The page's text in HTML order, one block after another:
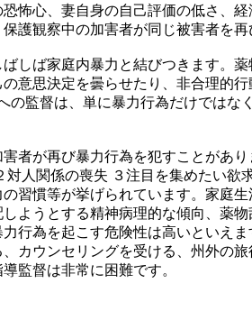
恐怖心、妻自身の自己評価の低さ、
護観察中の加害者が同じ被害者を
しば家庭内暴力と結びつきます。
の意思決定を曇らせたり、非合理的
の監督は、単に暴力行為だけではな
者が再び暴力行為を犯すことがあ
対人関係の喪失 ３注目を集めたい欲
習慣等が挙げられています。家庭
ようとする精神病理的な傾向、薬
力行為を起こす危険性は高いといえ
、カウンセリングを受ける、州外の
監督は非常に困難です。